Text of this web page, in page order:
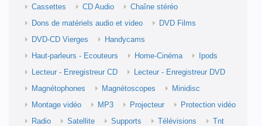
Cassettes
CD Audio
Chaîne stéréo
Dons de matériels audio et video
DVD Films
DVD-CD Vierges
Handycams
Haut-parleurs - Ecouteurs
Home-Cinéma
Ipods
Lecteur - Enregistreur CD
Lecteur - Enregistreur DVD
Magnétophones
Magnétoscopes
Minidisc
Montage vidéo
MP3 Projecteur
Protection vidéo
Radio
Satellite Supports Télévisions
Tnt